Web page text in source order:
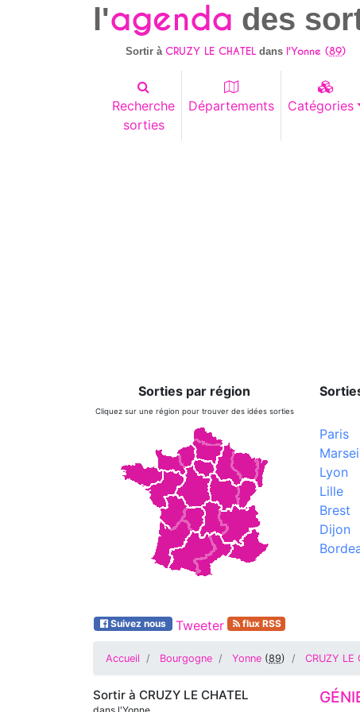
l'agenda des
Sortir àCRUZY LE CHATEL dans l'Yonne (89)
Recherche
sorties
Départements Catégories
Sorties par région
Cliquez sur une région pour trouver des idées sorties
Paris
Lyon
Lille
Brest
Dijon
Suivez nous Tweeter flux RSS
Accueil Bourgogne Yonne (89) CRUZY LE
Sortir à CRUZY LE CHATEL